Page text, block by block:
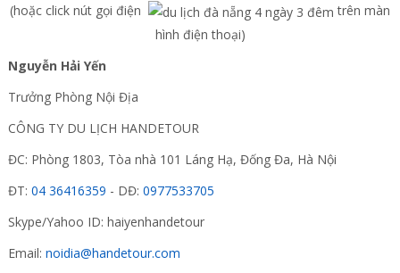
(hoặc click nút gọi điện
trên màn
hình điện thoại)
Nguyễn Hải Yến
Trưởng Phòng Nội Địa
CÔNG TY DU LỊCH HANDETOUR
ĐC: Phòng 1803, Tòa nhà 101 Láng Hạ, Đống Đa, Hà Nội
ĐT: 04 36416359 - DĐ: 0977533705
Skype/Yahoo ID: haiyenhandetour
Email: noidia@handetour.com